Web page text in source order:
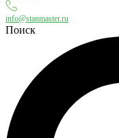
info@stanmaster.ru
Поиск